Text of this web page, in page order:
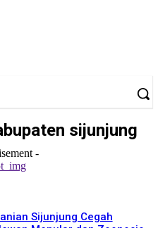
sijunjung
-
Sijunjung Cegah